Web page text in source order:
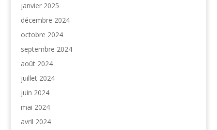
janvier 2025
décembre 2024
octobre 2024
septembre 2024
août 2024
juillet 2024
juin 2024
mai 2024
avril 2024